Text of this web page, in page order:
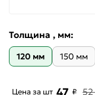
Толщина , мм:
120 мм 150 мм
Цена за шт 47 ₽